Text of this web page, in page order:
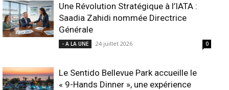
Une Révolution Stratégique à l’IATA :
Saadia Zahidi nommée Directrice
Générale
- A LA UNE 24 juillet 2026 0
Le Sentido Bellevue Park accueille le
« 9-Hands Dinner », une expérience